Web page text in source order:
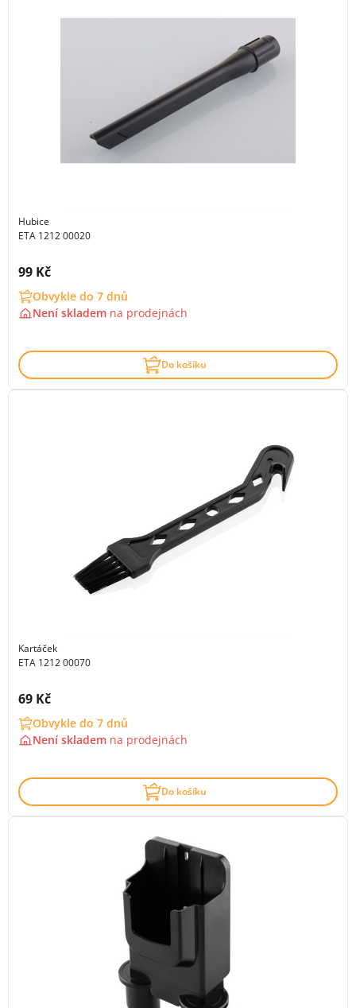
Hubice
ETA 1212 00020
Cena s DPH:
99 Kč
Obvykle do 7 dnů
Není skladem na prodejnách
Do košíku
Kartáček
ETA 1212 00070
Cena s DPH:
69 Kč
Obvykle do 7 dnů
Není skladem na prodejnách
Do košíku